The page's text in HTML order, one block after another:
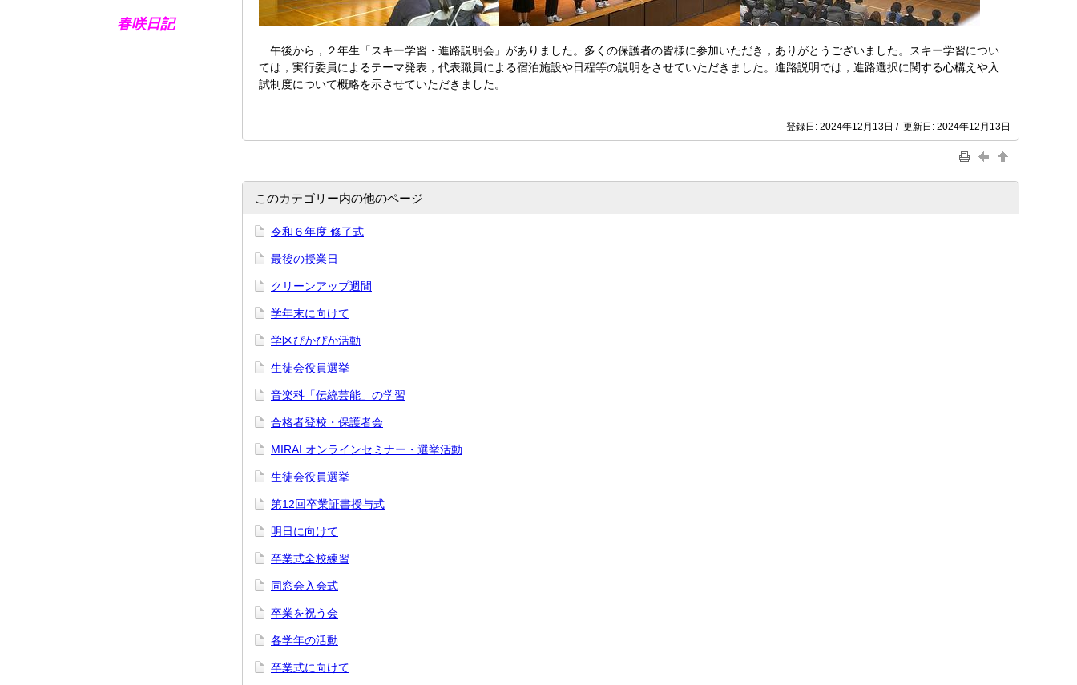
春咲日記
午後から，２年生「スキー学習・進路説明会」がありました。多くの保護者の皆様に参加いただき，ありがとうございました。スキー学習につい
ては，実行委員によるテーマ発表，代表職員による宿泊施設や日程等の説明をさせていただきました。進路説明では，進路選択に関する心構えや入
試制度について概略を示させていただきました。
登録日: 2024年12月13日 / 更新日: 2024年12月13日
このカテゴリー内の他のページ
令和６年度 修了式
最後の授業日
クリーンアップ週間
学年末に向けて
学区ぴかぴか活動
生徒会役員選挙
音楽科「伝統芸能」の学習
合格者登校・保護者会
MIRAI オンラインセミナー・選挙活動
生徒会役員選挙
第12回卒業証書授与式
明日に向けて
卒業式全校練習
同窓会入会式
卒業を祝う会
各学年の活動
卒業式に向けて